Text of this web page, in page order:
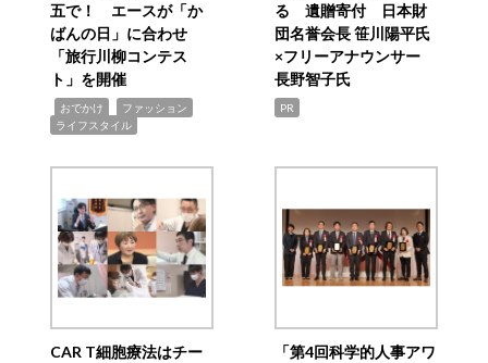
五で！ エースが「か
ばんの日」に合わせ
「旅行川柳コンテス
ト」を開催
おでかけ ファッション
ライフスタイル
る 遺贈寄付 日本財
団名誉会長 笹川陽平氏
×フリーアナウンサー
長野智子氏
PR
CAR T細胞療法はチー
「第4回科学的人事アワ